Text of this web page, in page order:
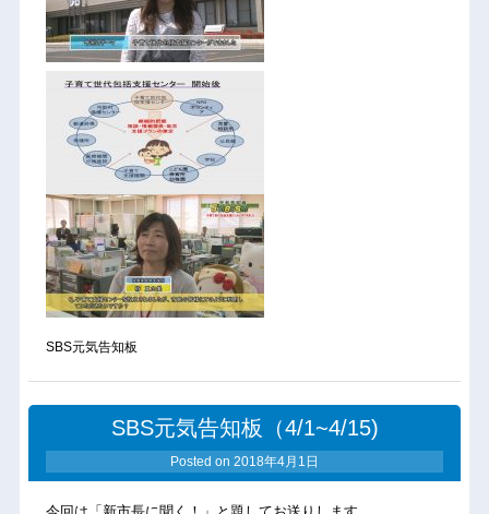
SBS元気告知板
SBS元気告知板（4/1~4/15)
Posted on 2018年4月1日